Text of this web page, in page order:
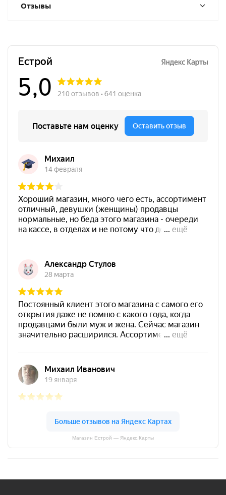
Отзывы
Магазин Естрой — Яндекс.Карты